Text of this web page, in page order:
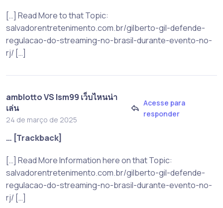
[…] Read More to that Topic:
salvadorentretenimento.com.br/gilberto-gil-defende-
regulacao-do-streaming-no-brasil-durante-evento-no-
rj/ […]
amblotto VS lsm99 เว็บไหนน่า
เล่น
24 de março de 2025
Acesse para
responder
… [Trackback]
[…] Read More Information here on that Topic:
salvadorentretenimento.com.br/gilberto-gil-defende-
regulacao-do-streaming-no-brasil-durante-evento-no-
rj/ […]